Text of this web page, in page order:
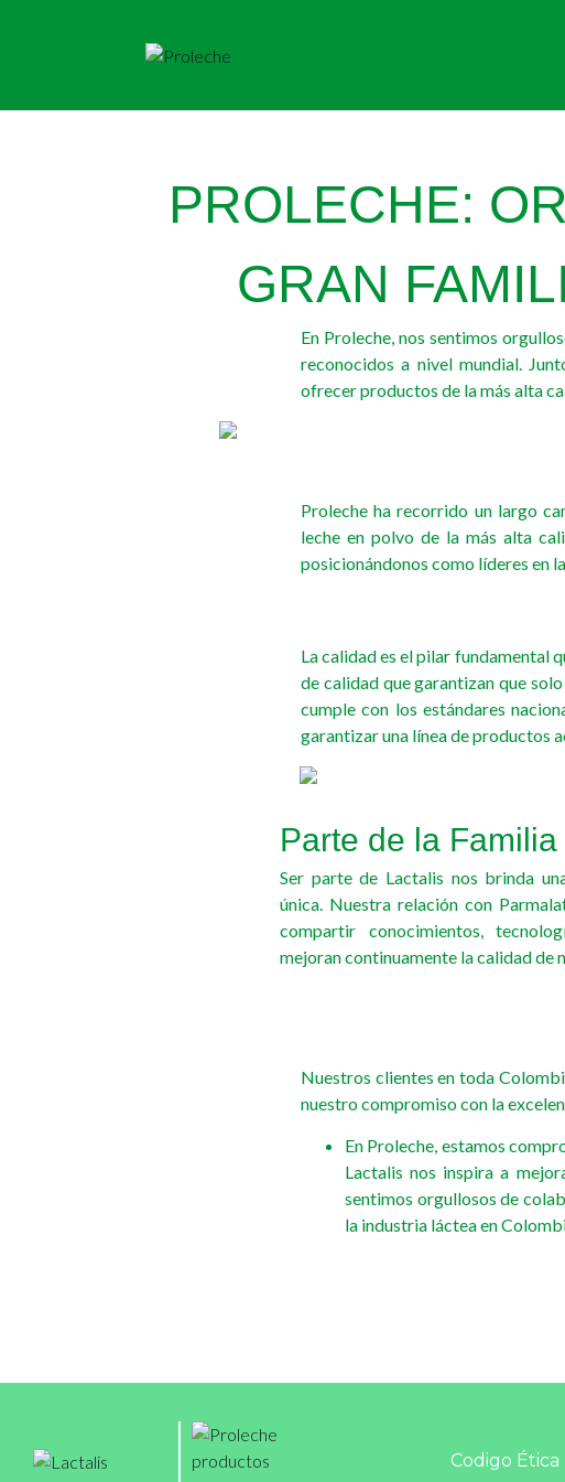
PROLECHE:
GRAN
En Proleche, nos sentimos
reconocidos a nivel mundial.
ofrecer productos de la más alta
Proleche ha recorrido un largo
leche en polvo de la más alta
posicionándonos como líderes en
La calidad es el pilar fundamental
de calidad que garantizan que
cumple con los estándares
garantizar una línea de productos
Parte de la
Ser parte de Lactalis nos brinda
única. Nuestra relación con
compartir conocimientos,
mejoran continuamente la calidad de
Nuestros clientes en toda
nuestro compromiso con la
En Proleche, estamos
Lactalis nos inspira a
sentimos orgullosos de
la industria láctea en
Codigo Ética